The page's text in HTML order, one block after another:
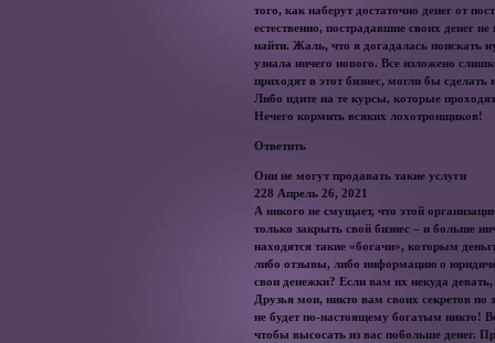
того, как наберут достаточно денег от
естественно, пострадавшие своих денег
найти. Жаль, что я догадалась поискать
узнала ничего нового. Все изложено
приходят в этот бизнес, могли бы
Либо идите на те курсы, которые
Нечего кормить всяких лохотронщиков!
Ответить
Они не могут продавать такие услуги
228 Апрель 26, 2021
А никого не смущает, что этой
только закрыть свой бизнес – и больше
находятся такие «богачи», которым
либо отзывы, либо информацию о
свои денежки? Если вам их некуда
Друзья мои, никто вам своих секретов по
не будет по-настоящему богатым никто!
чтобы высосать из вас побольше денег.